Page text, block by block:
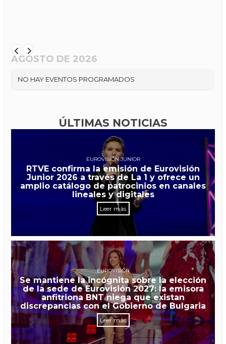
AGOSTO DE 2026
NO HAY EVENTOS PROGRAMADOS
ÚLTIMAS NOTICIAS
EUROVISIÓN JUNIOR
RTVE confirma la emisión de Eurovisión
Junior 2026 a través de La 1 y ofrece un
amplio catálogo de patrocinios en canales
lineales y digitales
Leer más
EUROVISIÓN
Se mantiene la incógnita sobre la elección
de la sede de Eurovisión 2027: la emisora
anfitriona BNT niega que existan
discrepancias con el Gobierno de Bulgaria
Leer más